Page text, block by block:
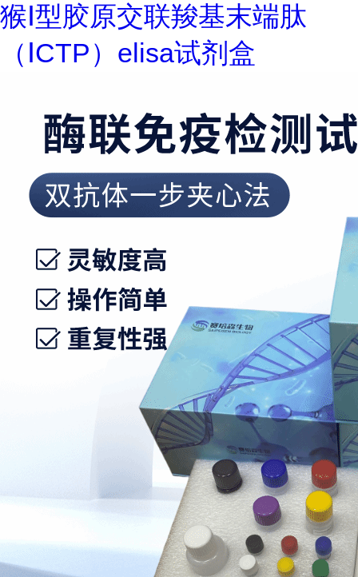
猴Ⅰ型胶原交联羧基末端肽
（ⅠCTP）elisa试剂盒